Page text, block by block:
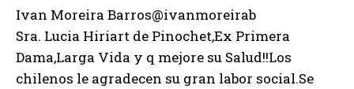
Ivan Moreira Barros‏@ivanmoreirab
Sra. Lucia Hiriart de Pinochet,Ex Primera
Dama,Larga Vida y q mejore su Salud!!Los
chilenos le agradecen su gran labor social.Se